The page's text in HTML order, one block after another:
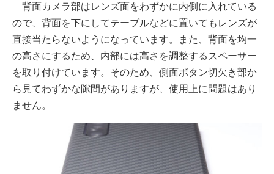
背面カメラ部はレンズ面をわずかに内側に入れている
ので、背面を下にしてテーブルなどに置いてもレンズが
直接当たらないようになっています。また、背面を均一
の高さにするため、内部には高さを調整するスペーサー
を取り付けています。そのため、側面ボタン切欠き部か
ら見てわずかな隙間がありますが、使用上に問題はあり
ません。